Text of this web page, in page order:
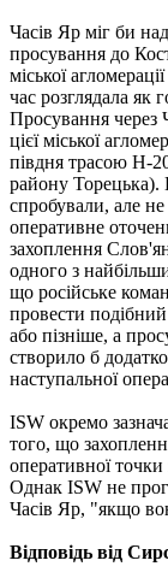
Часів Яр міг би
просування до
міської
час розглядала як
Просування через
цієї міської
півдня трасою Н-
району Торецька).
спробували, але
оперативне
захоплення
одного з
що російське
провести
або пізніше, а
створило б
наступальної
ISW окремо
того, що
оперативної точки
Однак ISW не
Часів Яр, "якщо
Відповідь від